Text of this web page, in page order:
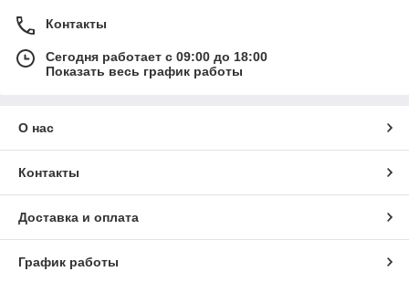
Контакты
Сегодня работает с 09:00 до 18:00
Показать весь график работы
О нас
Контакты
Доставка и оплата
График работы